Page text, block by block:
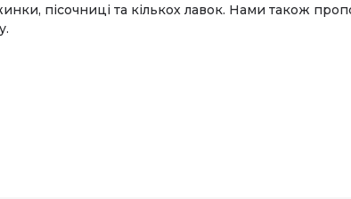
пісочниці та кількох лавок. Нами також